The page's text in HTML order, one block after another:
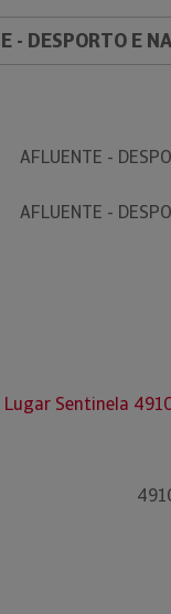
DESPORTO E
AFLUENTE -
AFLUENTE -
Lugar Sentinela